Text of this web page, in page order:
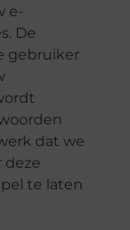
e-
De
gebruiker
dat we
deze
te laten